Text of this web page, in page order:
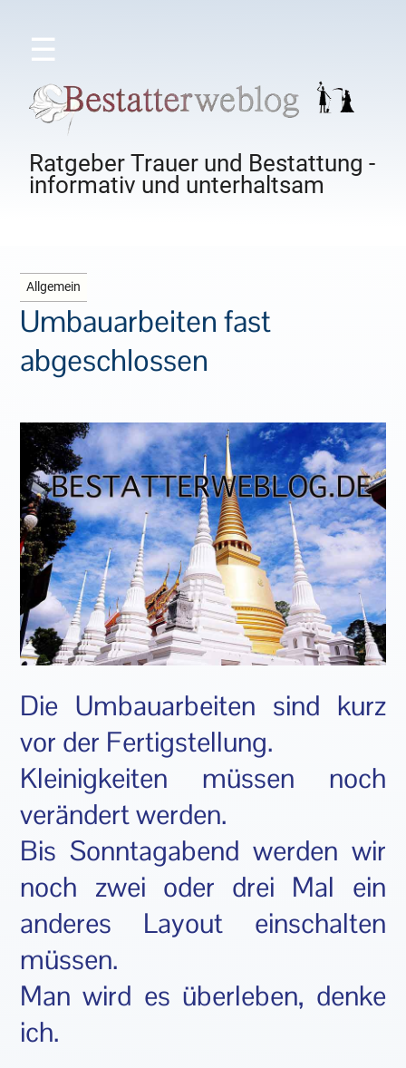
☰
Ratgeber Trauer und Bestattung -
informativ und unterhaltsam
Allgemein
Umbauarbeiten fast
abgeschlossen
Die Umbauarbeiten sind kurz
vor der Fertigstellung.
Kleinigkeiten müssen noch
verändert werden.
Bis Sonntagabend werden wir
noch zwei oder drei Mal ein
anderes Layout einschalten
müssen.
Man wird es überleben, denke
ich.